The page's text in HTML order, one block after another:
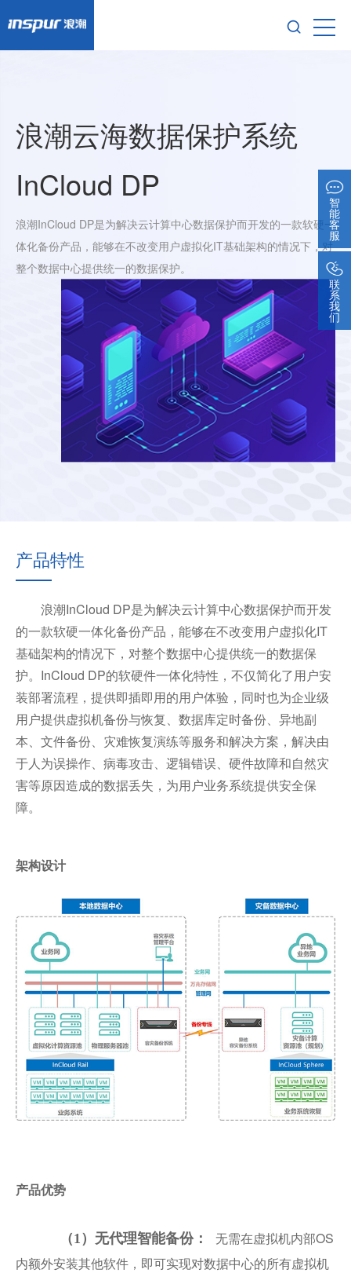
浪潮云海数据保护系统
InCloud DP
浪潮InCloud DP是为解决云计算中心数据保护而开发的一款软硬一
体化备份产品，能够在不改变用户虚拟化IT基础架构的情况下，对
整个数据中心提供统一的数据保护。
产品特性
浪潮InCloud DP是为解决云计算中心数据保护而开发
的一款软硬一体化备份产品，能够在不改变用户虚拟化IT
基础架构的情况下，对整个数据中心提供统一的数据保
护。InCloud DP的软硬件一体化特性，不仅简化了用户安
装部署流程，提供即插即用的用户体验，同时也为企业级
用户提供虚拟机备份与恢复、数据库定时备份、异地副
本、文件备份、灾难恢复演练等服务和解决方案，解决由
于人为误操作、病毒攻击、逻辑错误、硬件故障和自然灾
害等原因造成的数据丢失，为用户业务系统提供安全保
障。
架构设计
产品优势
（1）无代理智能备份： 无需在虚拟机内部OS
内额外安装其他软件，即可实现对数据中心的所有虚拟机
智
能
客
服
联
系
我
们